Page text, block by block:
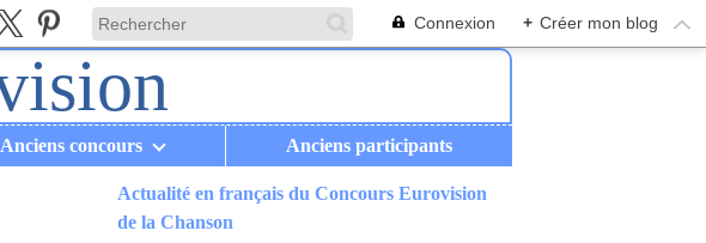
Connexion + Créer mon blog
Anciens concours Anciens participants
Actualité en français du Concours Eurovision
de la Chanson